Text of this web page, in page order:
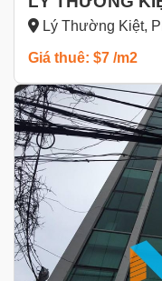
Lý Thường Kiệt,
Giá thuê: $7 /m2